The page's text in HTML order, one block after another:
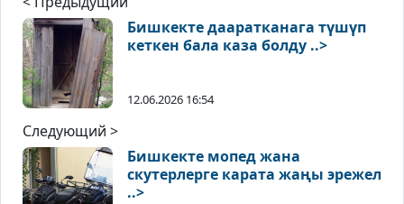
Бишкекте дааратканага түшүп
кеткен бала каза болду ..>
12.06.2026 16:54
Следующий >
Бишкекте мопед жана
скутерлерге карата жаңы эрежел
..>